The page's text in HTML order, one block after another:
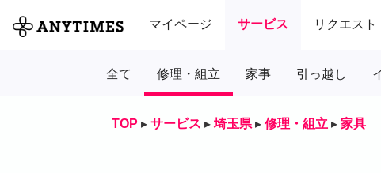
マイページ サービス リクエスト
全て 修理・組立 家事 引っ越し
TOP ▸ サービス ▸ 埼玉県 ▸ 修理・組立 ▸ 家具